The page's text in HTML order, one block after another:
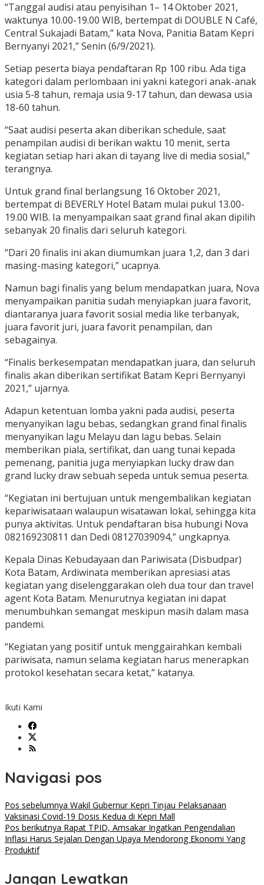
“Tanggal audisi atau penyisihan 1– 14 Oktober 2021,
waktunya 10.00-19.00 WIB, bertempat di DOUBLE N Café,
Central Sukajadi Batam,” kata Nova, Panitia Batam Kepri
Bernyanyi 2021,” Senin (6/9/2021).
Setiap peserta biaya pendaftaran Rp 100 ribu. Ada tiga
kategori dalam perlombaan ini yakni kategori anak-anak
usia 5-8 tahun, remaja usia 9-17 tahun, dan dewasa usia
18-60 tahun.
“Saat audisi peserta akan diberikan schedule, saat
penampilan audisi di berikan waktu 10 menit, serta
kegiatan setiap hari akan di tayang live di media sosial,”
terangnya.
Untuk grand final berlangsung 16 Oktober 2021,
bertempat di BEVERLY Hotel Batam mulai pukul 13.00-
19.00 WIB. Ia menyampaikan saat grand final akan dipilih
sebanyak 20 finalis dari seluruh kategori.
“Dari 20 finalis ini akan diumumkan juara 1,2, dan 3 dari
masing-masing kategori,” ucapnya.
Namun bagi finalis yang belum mendapatkan juara, Nova
menyampaikan panitia sudah menyiapkan juara favorit,
diantaranya juara favorit sosial media like terbanyak,
juara favorit juri, juara favorit penampilan, dan
sebagainya.
“Finalis berkesempatan mendapatkan juara, dan seluruh
finalis akan diberikan sertifikat Batam Kepri Bernyanyi
2021,” ujarnya.
Adapun ketentuan lomba yakni pada audisi, peserta
menyanyikan lagu bebas, sedangkan grand final finalis
menyanyikan lagu Melayu dan lagu bebas. Selain
memberikan piala, sertifikat, dan uang tunai kepada
pemenang, panitia juga menyiapkan lucky draw dan
grand lucky draw sebuah sepeda untuk semua peserta.
“Kegiatan ini bertujuan untuk mengembalikan kegiatan
kepariwisataan walaupun wisatawan lokal, sehingga kita
punya aktivitas. Untuk pendaftaran bisa hubungi Nova
082169230811 dan Dedi 08127039094,” ungkapnya.
Kepala Dinas Kebudayaan dan Pariwisata (Disbudpar)
Kota Batam, Ardiwinata memberikan apresiasi atas
kegiatan yang diselenggarakan oleh dua tour dan travel
agent Kota Batam. Menurutnya kegiatan ini dapat
menumbuhkan semangat meskipun masih dalam masa
pandemi.
“Kegiatan yang positif untuk menggairahkan kembali
pariwisata, namun selama kegiatan harus menerapkan
protokol kesehatan secara ketat,” katanya.
Ikuti Kami
Navigasi pos
Pos sebelumnya Wakil Gubernur Kepri Tinjau Pelaksanaan
Vaksinasi Covid-19 Dosis Kedua di Kepri Mall
Pos berikutnya Rapat TPID, Amsakar Ingatkan Pengendalian
Inflasi Harus Sejalan Dengan Upaya Mendorong Ekonomi Yang
Produktif
Jangan Lewatkan